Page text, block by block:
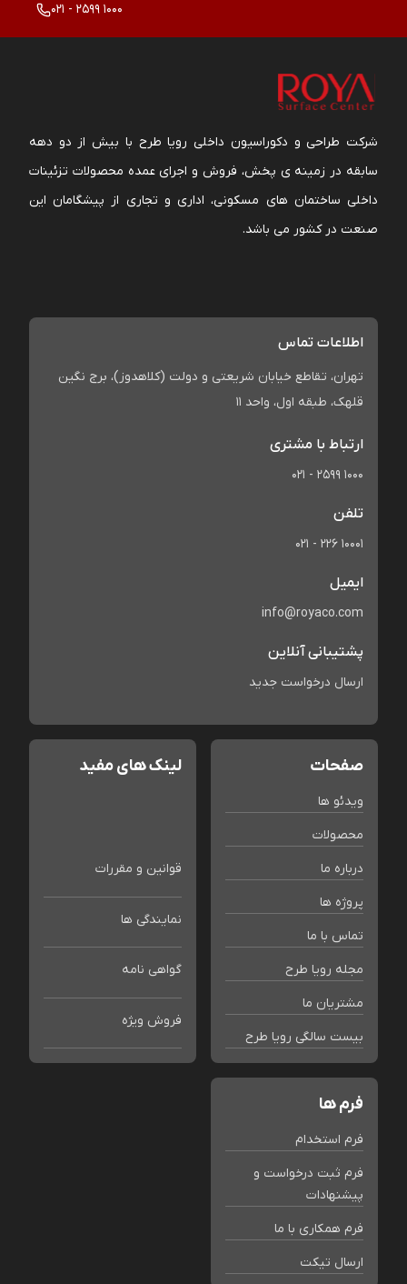
021 - 2599 1000
شرکت طراحی و دکوراسیون داخلی رویا طرح با بیش از دو دهه
سابقه در زمینه ی پخش، فروش و اجرای عمده محصولات تزئینات
داخلی ساختمان های مسکونی، اداری و تجاری از پیشگامان این
صنعت در کشور می باشد.
اطلاعات تماس
تهران، تقاطع خیابان شریعتی و دولت (کلاهدوز)، برج نگین
قلهک، طبقه اول، واحد 11
ارتباط با مشتری
021 - 2599 1000
تلفن
021 - 226 10001
ایمیل
info@royaco.com
پشتیبانی آنلاین
ارسال درخواست جدید
صفحات
ویدئو ها
محصولات
درباره ما
پروژه ها
تماس با ما
مجله رویا طرح
مشتریان ما
بیست سالگی رویا طرح
لینک های مفید
قوانین و مقررات
نمایندگی ها
گواهی نامه
فروش ویژه
فرم ها
فرم استخدام
فرم ثبت درخواست و
پیشنهادات
فرم همکاری با ما
ارسال تیکت